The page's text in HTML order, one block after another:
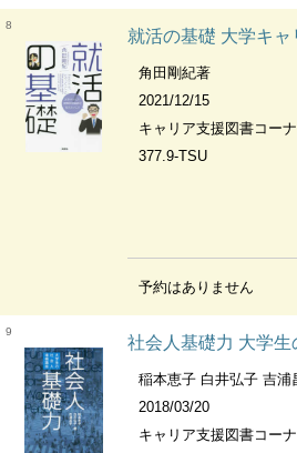
8
就活の基礎 大学キャリア
角田剛紀著
2021/12/15
キャリア支援図書コーナ
377.9-TSU
予約はありません
9
社会人基礎力 大学
稲本恵子 白井弘子 吉浦
2018/03/20
キャリア支援図書コーナ